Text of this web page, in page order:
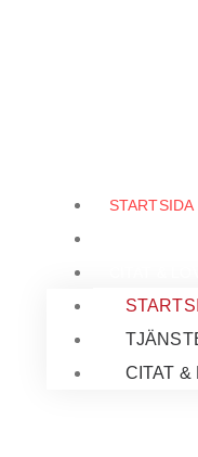
STARTSIDA
CITAT &